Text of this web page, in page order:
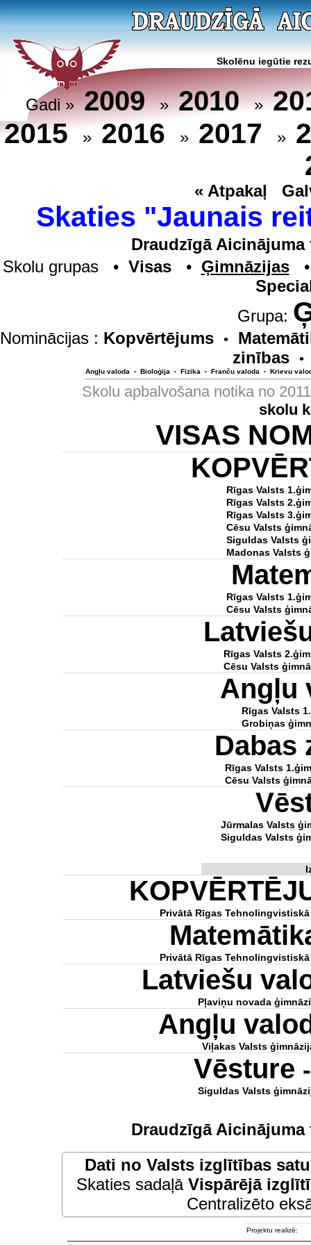
Skolēnu iegūtie
Gadi »2009»2010»
2015 » 2016 » 2017 »
« Atpakaļ
Skaties "Jaunais
Draudzīgā
Skolu grupas • Visas• Ģimnāzijas
Grupa:
Nominācijas : Kopvērtējums •
zinības
•
Angļu valoda • Bioloģija • Fizika • Franču valoda • Krievu
Skolu apbalvošana notika no
skolu
VISAS
Rīgas Valsts
Rīgas Valsts
Rīgas Valsts
Cēsu Valsts
Siguldas Valsts
Madonas Valsts
Rīgas Valsts
Cēsu Valsts
Rīgas Valsts
Cēsu Valsts
Angļu
Rīgas Valsts
Grobiņas
Dabas
Rīgas Valsts
Cēsu Valsts
Jūrmalas Valsts
Siguldas Valsts
Privātā Rīgas
Privātā Rīgas
Latviešu
Pļaviņu novada
Angļu
Viļakas Valsts
Vēsture
Siguldas Valsts
Draudzīgā
Dati no Valsts izglītības
Skaties sadaļā Vispārējā
Centralizēto
Projektu realizē: